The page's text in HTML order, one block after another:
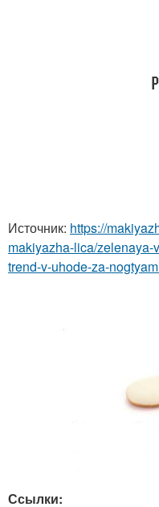
Источник: https://
makiyazha-lica/
trend-v-uhode-za-
Ссылки: